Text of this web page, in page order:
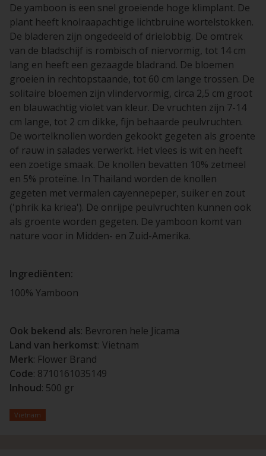
De yamboon is een snel groeiende hoge klimplant. De
plant heeft knolraapachtige lichtbruine wortelstokken.
De bladeren zijn ongedeeld of drielobbig. De omtrek
van de bladschijf is rombisch of niervormig, tot 14 cm
lang en heeft een gezaagde bladrand. De bloemen
groeien in rechtopstaande, tot 60 cm lange trossen. De
solitaire bloemen zijn vlindervormig, circa 2,5 cm groot
en blauwachtig violet van kleur. De vruchten zijn 7-14
cm lange, tot 2 cm dikke, fijn behaarde peulvruchten.
De wortelknollen worden gekookt gegeten als groente
of rauw in salades verwerkt. Het vlees is wit en heeft
een zoetige smaak. De knollen bevatten 10% zetmeel
en 5% proteïne. In Thailand worden de knollen
gegeten met vermalen cayennepeper, suiker en zout
('phrik ka kriea'). De onrijpe peulvruchten kunnen ook
als groente worden gegeten. De yamboon komt van
nature voor in Midden- en Zuid-Amerika.
Ingrediënten:
100% Yamboon
Ook bekend als: Bevroren hele Jicama
Land van herkomst: Vietnam
Merk: Flower Brand
Code: 8710161035149
Inhoud: 500 gr
Vietnam